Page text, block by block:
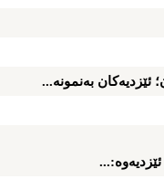
ئێزدیه‌كان به‌نمونه‌...